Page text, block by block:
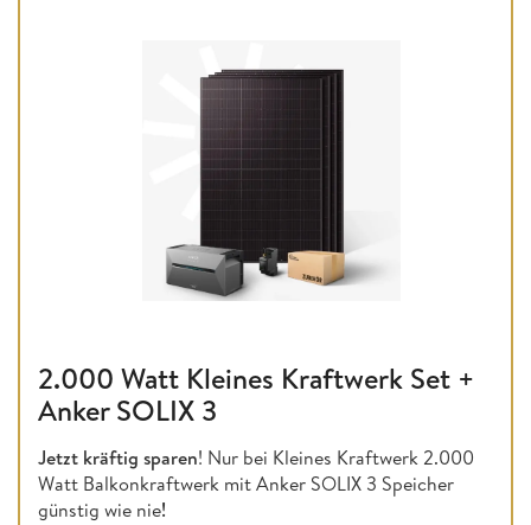
2.000 Watt Kleines Kraftwerk Set +
Anker SOLIX 3
Jetzt kräftig sparen! Nur bei Kleines Kraftwerk 2.000
Watt Balkonkraftwerk mit Anker SOLIX 3 Speicher
günstig wie nie!